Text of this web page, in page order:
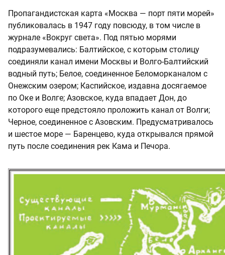
Пропагандистская карта «Москва — порт пяти морей»
публиковалась в 1947 году повсюду, в том числе в
журнале «Вокруг света». Под пятью морями
подразумевались: Балтийское, с которым столицу
соединяли канал имени Москвы и Волго-Балтийский
водный путь; Белое, соединенное Беломорканалом с
Онежским озером; Каспийское, издавна досягаемое
по Оке и Волге; Азовское, куда впадает Дон, до
которого еще предстояло проложить канал от Волги;
Черное, соединенное с Азовским. Предусматривалось
и шестое море — Баренцево, куда открывался прямой
путь после соединения рек Кама и Печора.